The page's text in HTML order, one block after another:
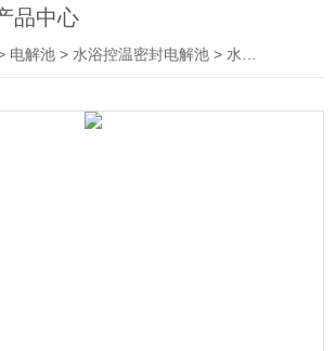
品中心
电解池 >水浴控温密封电解池 > 水浴电解池